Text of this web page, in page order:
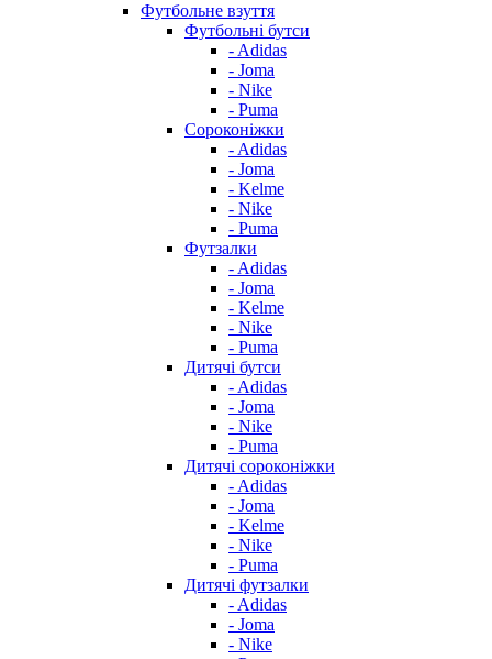
Футбольне взуття
Футбольні бутси
- Adidas
- Joma
- Nike
- Puma
Сороконіжки
- Adidas
- Joma
- Kelme
- Nike
- Puma
Футзалки
- Adidas
- Joma
- Kelme
- Nike
- Puma
Дитячі бутси
- Adidas
- Joma
- Nike
- Puma
Дитячі сороконіжки
- Adidas
- Joma
- Kelme
- Nike
- Puma
Дитячі футзалки
- Adidas
- Joma
- Nike